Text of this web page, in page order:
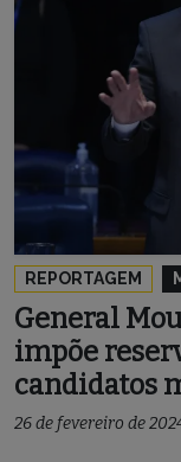
REPORTAGEM
General
impõe
candidatos
26 de fevereiro de